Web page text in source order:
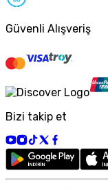
Güvenli Alışveriş
Bizi takip et